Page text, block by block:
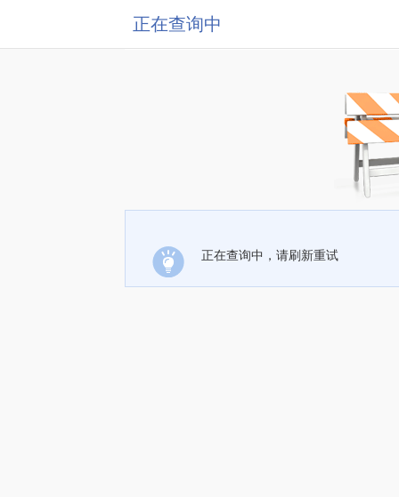
正在查询中
正在查询中，请刷新重试